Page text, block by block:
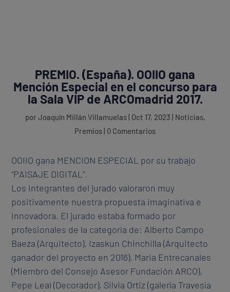
PREMIO. (España). OOIIO gana
Mención Especial en el concurso para
la Sala VIP de ARCOmadrid 2017.
por Joaquín Millán Villamuelas| Oct 17, 2023 | Noticias,
Premios| 0 Comentarios
OOIIO gana MENCION ESPECIAL por su trabajo
“PAISAJE DIGITAL”.
Los integrantes del jurado valoraron muy
positivamente nuestra propuesta imaginativa e
innovadora. El jurado estaba formado por
profesionales de la categoría de: Alberto Campo
Baeza (Arquitecto), Izaskun Chinchilla (Arquitecto
ganador del proyecto en 2016), Maria Entrecanales
(Miembro del Consejo Asesor Fundación ARCO),
Pepe Leal (Decorador), Silvia Ortiz (galería Travesía